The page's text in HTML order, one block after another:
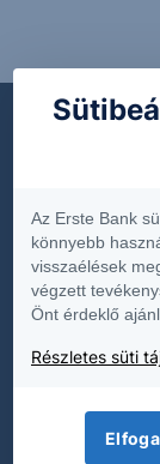
Díjjegyzékek
Közzétételek
Termék és
Az Erste Bank
könnyebb
visszaélések
végzett
Önt érdeklő
Részletes süti